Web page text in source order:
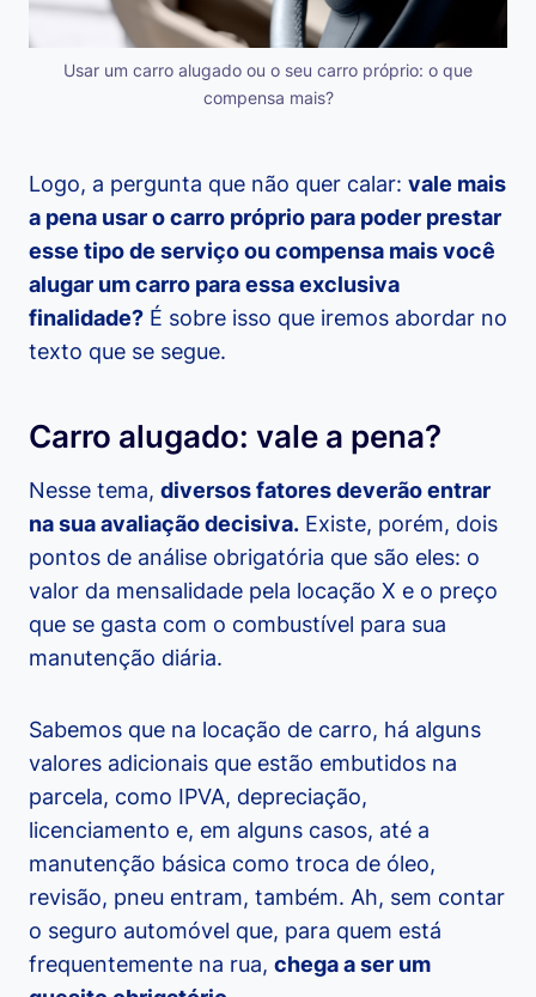
Usar um carro alugado ou o seu carro próprio: o que
compensa mais?
Logo, a pergunta que não quer calar: vale mais
a pena usar o carro próprio para poder prestar
esse tipo de serviço ou compensa mais você
alugar um carro para essa exclusiva
finalidade? É sobre isso que iremos abordar no
texto que se segue.
Carro alugado: vale a pena?
Nesse tema, diversos fatores deverão entrar
na sua avaliação decisiva. Existe, porém, dois
pontos de análise obrigatória que são eles: o
valor da mensalidade pela locação X e o preço
que se gasta com o combustível para sua
manutenção diária.
Sabemos que na locação de carro, há alguns
valores adicionais que estão embutidos na
parcela, como IPVA, depreciação,
licenciamento e, em alguns casos, até a
manutenção básica como troca de óleo,
revisão, pneu entram, também. Ah, sem contar
o seguro automóvel que, para quem está
frequentemente na rua, chega a ser um